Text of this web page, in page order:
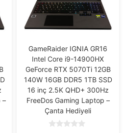
–
GameRaider IGNIA GR16
Intel Core i9-14900HX
GeForce RTX 5070Ti 12GB
140W 16GB DDR5 1TB SSD
16 inç 2.5K QHD+ 300Hz
FreeDos Gaming Laptop –
Çanta Hediyeli